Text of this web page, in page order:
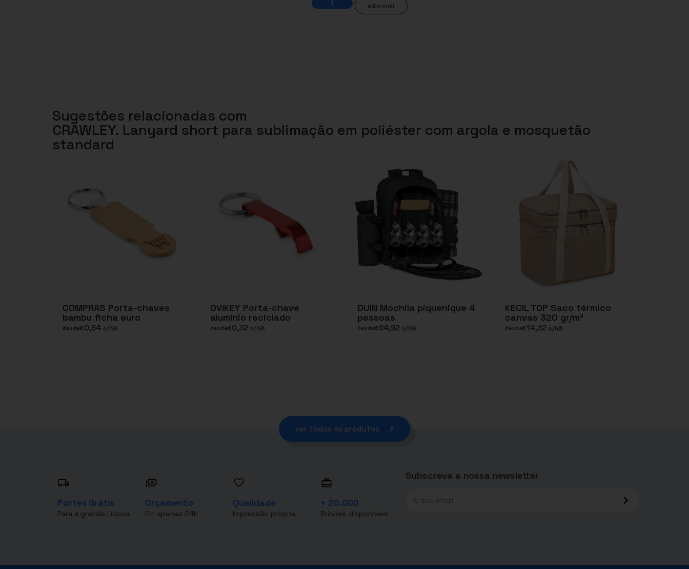
adicionar
Sugestões relacionadas com
CRAWLEY. Lanyard short para sublimação em poliéster com argola e mosquetão
standard
COMPRAS Porta-chaves
bambu ficha euro
desde€0,64 s/IVA
OVIKEY Porta-chave
alumínio reciclado
desde€0,32 s/IVA
DUIN Mochila piquenique 4
pessoas
desde€94,92 s/IVA
KECIL TOP Saco térmico
canvas 320 gr/m²
desde€14,32 s/IVA
ver todos os produtos
Portes Grátis
Para a grande Lisboa
Orçamento
Em apenas 24h
Qualidade
Impressão própria
+ 20.000
Brindes disponíveis
Subscreva a nossa newsletter